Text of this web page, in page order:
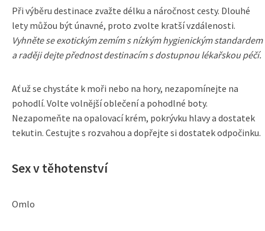
Při výběru destinace zvažte délku a náročnost cesty. Dlouhé
lety můžou být únavné, proto zvolte kratší vzdálenosti.
Vyhněte se exotickým zemím s nízkým hygienickým standardem
a raději dejte přednost destinacím s dostupnou lékařskou péčí.
Ať už se chystáte k moři nebo na hory, nezapomínejte na
pohodlí. Volte volnější oblečení a pohodlné boty.
Nezapomeňte na opalovací krém, pokrývku hlavy a dostatek
tekutin. Cestujte s rozvahou a dopřejte si dostatek odpočinku.
Sex v těhotenství
Omlo